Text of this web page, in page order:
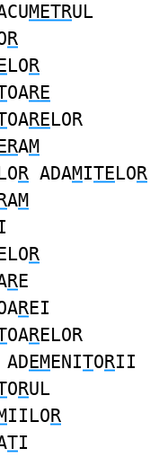
METRUL
R
LOR
OARE
OARELOR
AM
R ADAMITELOR
AM
R
RE
REI
OARELOR
EMENITORII
ORUL
IILOR
TI